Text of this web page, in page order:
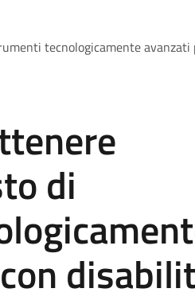
tecnologicamente
di